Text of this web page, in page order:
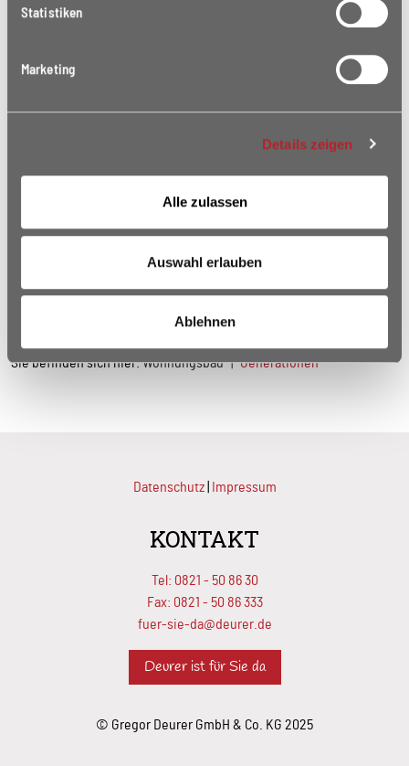
Statistiken
Marketing
Details zeigen
Alle zulassen
Auswahl erlauben
Ablehnen
Sie befinden sich hier:Wohnungsbau Generationen
Datenschutz| Impressum
KONTAKT
Tel: 0821 - 50 86 30
Fax: 0821 - 50 86 333
fuer-sie-da@deurer.de
Deurer ist für Sie da
© Gregor Deurer GmbH & Co. KG 2025